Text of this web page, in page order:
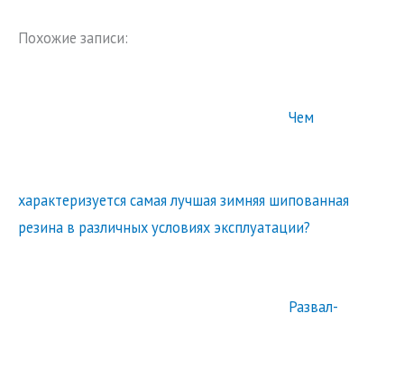
Похожие записи:
Чем
характеризуется самая лучшая зимняя шипованная
резина в различных условиях эксплуатации?
Развал-